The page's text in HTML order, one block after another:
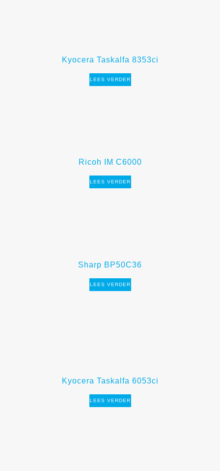
Kyocera Taskalfa 8353ci
LEES VERDER
Ricoh IM C6000
LEES VERDER
Sharp BP50C36
LEES VERDER
Kyocera Taskalfa 6053ci
LEES VERDER